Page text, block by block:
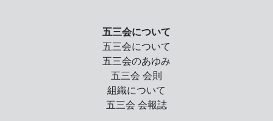
五三会について
五三会について
五三会のあゆみ
五三会 会則
組織について
五三会 会報誌